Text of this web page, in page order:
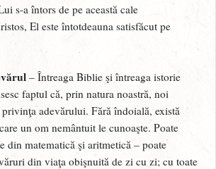
s-a întors de pe această cale
El este întotdeauna satisfăcut pe
– Întreaga Biblie şi întreaga istorie
faptul că, prin natura noastră, noi
adevărului. Fără îndoială, există
un om nemântuit le cunoaşte. Poate
din matematică şi aritmetică – poate
din viaţa obişnuită de zi cu zi; cu toate